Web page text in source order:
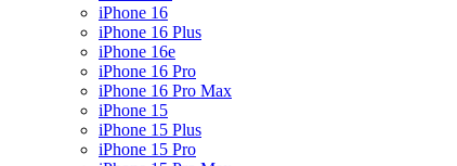
iPhone 16
iPhone 16 Plus
iPhone 16e
iPhone 16 Pro
iPhone 16 Pro Max
iPhone 15
iPhone 15 Plus
iPhone 15 Pro